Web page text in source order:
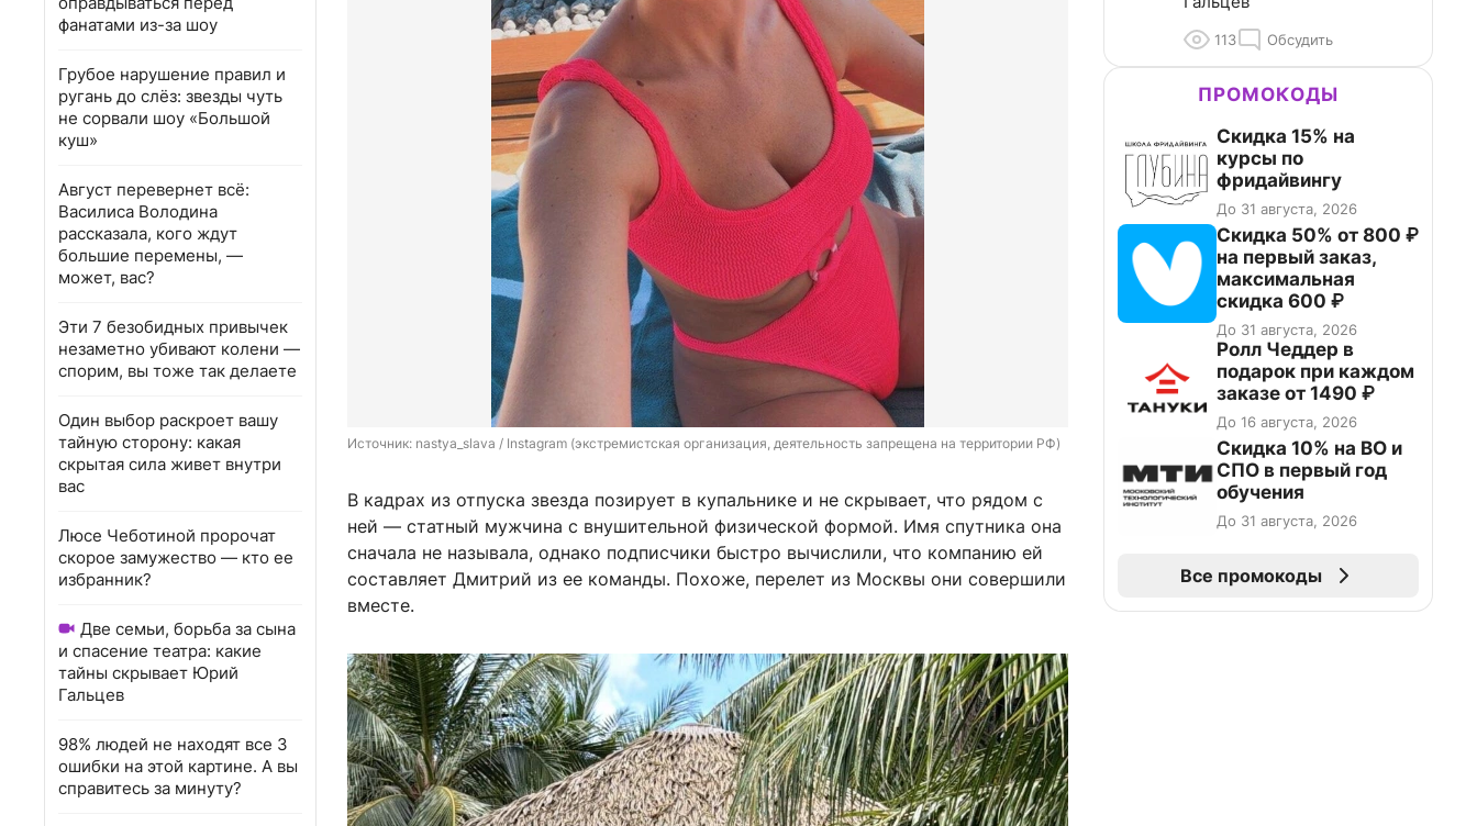
фанатами из-за шоу
Грубое нарушение правил и
ругань до слёз: звезды чуть
не сорвали шоу «Большой
куш»
Август перевернет всё:
Василиса Володина
рассказала, кого ждут
большие перемены, —
может, вас?
Эти 7 безобидных привычек
незаметно убивают колени —
спорим, вы тоже так делаете
Один выбор раскроет вашу
тайную сторону: какая
скрытая сила живет внутри
вас
Люсе Чеботиной пророчат
скорое замужество — кто ее
избранник?
Две семьи, борьба за сына
и спасение театра: какие
тайны скрывает Юрий
Гальцев
98% людей не находят все 3
ошибки на этой картине. А вы
справитесь за минуту?
Источник: nastya_slava / Instagram (экстремистская организация, деятельность запрещена на территории РФ)
В кадрах из отпуска звезда позирует в купальнике и не скрывает, что рядом с
ней — статный мужчина с внушительной физической формой. Имя спутника она
сначала не называла, однако подписчики быстро вычислили, что компанию ей
составляет Дмитрий из ее команды. Похоже, перелет из Москвы они совершили
вместе.
113 Обсудить
ПРОМОКОДЫ
Скидка 15% на
курсы по
фридайвингу
До 31 августа, 2026
Скидка 50% от 800 ₽
на первый заказ,
максимальная
скидка 600 ₽
До 31 августа, 2026
Ролл Чеддер в
подарок при каждом
заказе от 1490 ₽
До 16 августа, 2026
Скидка 10% на ВО и
СПО в первый год
обучения
До 31 августа, 2026
Все промокоды